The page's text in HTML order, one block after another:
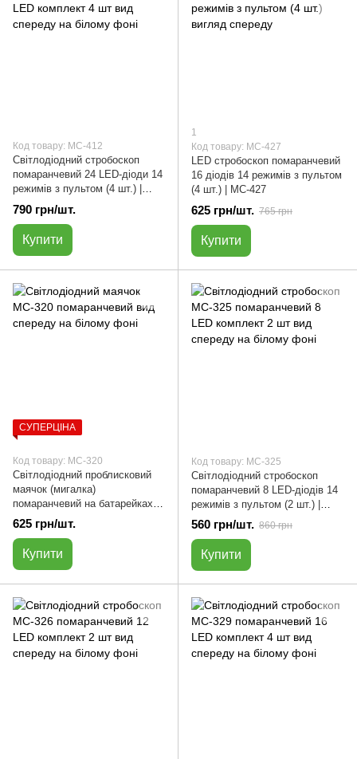
Код товару: МС-412
Світлодіодний стробоскоп
помаранчевий 24 LED-діоди 14
режимів з пультом (4 шт.) |
МС-412
790 грн/шт.
Купити
1
Код товару: МС-427
LED стробоскоп помаранчевий
16 діодів 14 режимів з пультом
(4 шт.) | МС-427
625 грн/шт. 765 грн
Купити
СУПЕРЦІНА
Код товару: МС-320
Світлодіодний проблисковий
маячок (мигалка)
помаранчевий на батарейках |
МС-320
625 грн/шт.
Купити
Код товару: МС-325
Світлодіодний стробоскоп
помаранчевий 8 LED-діодів 14
режимів з пультом (2 шт.) |
МС-325
560 грн/шт. 860 грн
Купити